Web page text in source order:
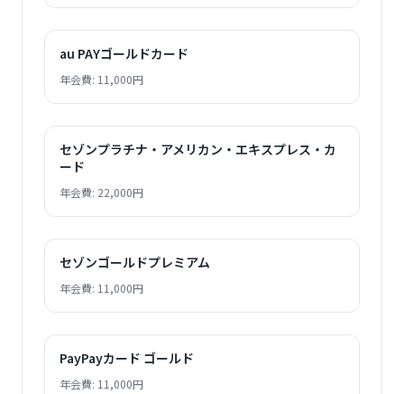
au PAYゴールドカード
年会費: 11,000円
セゾンプラチナ・アメリカン・エキスプレス・カ
ード
年会費: 22,000円
セゾンゴールドプレミアム
年会費: 11,000円
PayPayカード ゴールド
年会費: 11,000円